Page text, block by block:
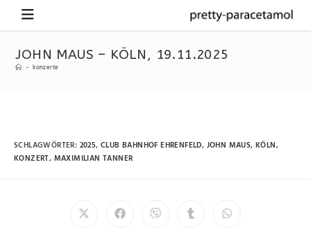
JOHN MAUS – KÖLN, 19.11.2025
- konzerte
SCHLAGWÖRTER: 2025, CLUB BAHNHOF EHRENFELD, JOHN MAUS, KÖLN,
KONZERT, MAXIMILIAN TANNER